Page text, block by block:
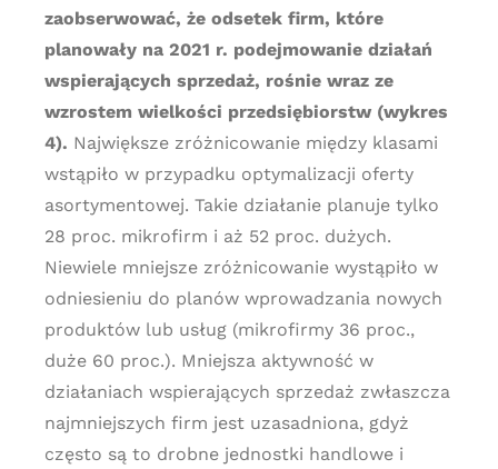
zaobserwować, że odsetek firm, które
planowały na 2021 r. podejmowanie działań
wspierających sprzedaż, rośnie wraz ze
wzrostem wielkości przedsiębiorstw (wykres
4). Największe zróżnicowanie między klasami
wstąpiło w przypadku optymalizacji oferty
asortymentowej. Takie działanie planuje tylko
28 proc. mikrofirm i aż 52 proc. dużych.
Niewiele mniejsze zróżnicowanie wystąpiło w
odniesieniu do planów wprowadzania nowych
produktów lub usług (mikrofirmy 36 proc.,
duże 60 proc.). Mniejsza aktywność w
działaniach wspierających sprzedaż zwłaszcza
najmniejszych firm jest uzasadniona, gdyż
często są to drobne jednostki handlowe i